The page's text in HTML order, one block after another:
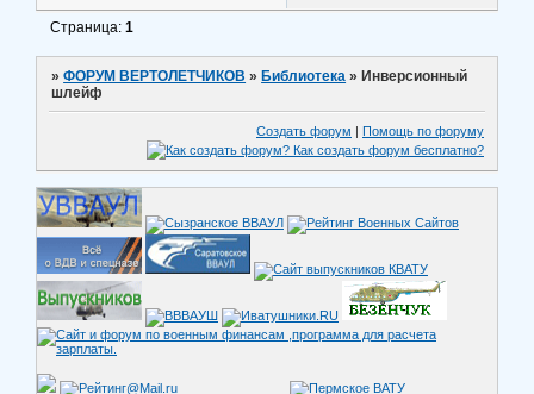
Страница:1
»ФОРУМ ВЕРТОЛЕТЧИКОВ » Библиотека » Инверсионный
шлейф
Создать форум | Помощь по форуму